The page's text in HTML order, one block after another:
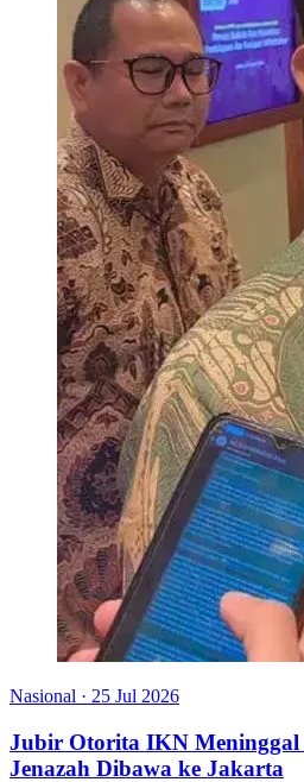
Nasional · 25 Jul 2026
Jubir Otorita IKN Meninggal
Jenazah Dibawa ke Jakarta